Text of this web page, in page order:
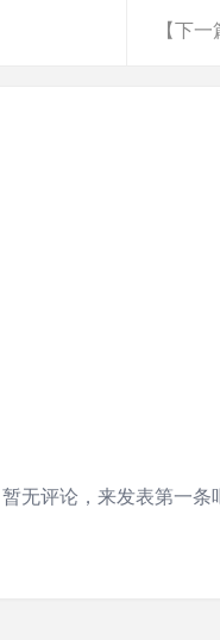
【下
暂无评论，来发表第一条